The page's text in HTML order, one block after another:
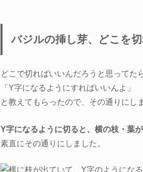
バジルの挿し芽、どこを
どこで切ればいいんだろうと思ってた
「Y字になるようにすればいいんよ」
と教えてもらったので、その通りにし
Y字になるように切ると、横の枝・葉
素直にその通りにしました。